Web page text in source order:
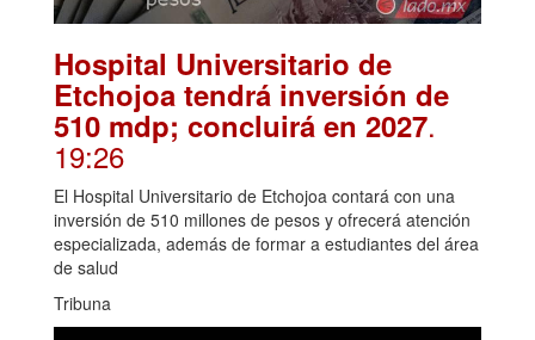
Hospital Universitario de
Etchojoa tendrá inversión de
510 mdp; concluirá en 2027.
19:26
El Hospital Universitario de Etchojoa contará con una
inversión de 510 millones de pesos y ofrecerá atención
especializada, además de formar a estudiantes del área
de salud
Tribuna